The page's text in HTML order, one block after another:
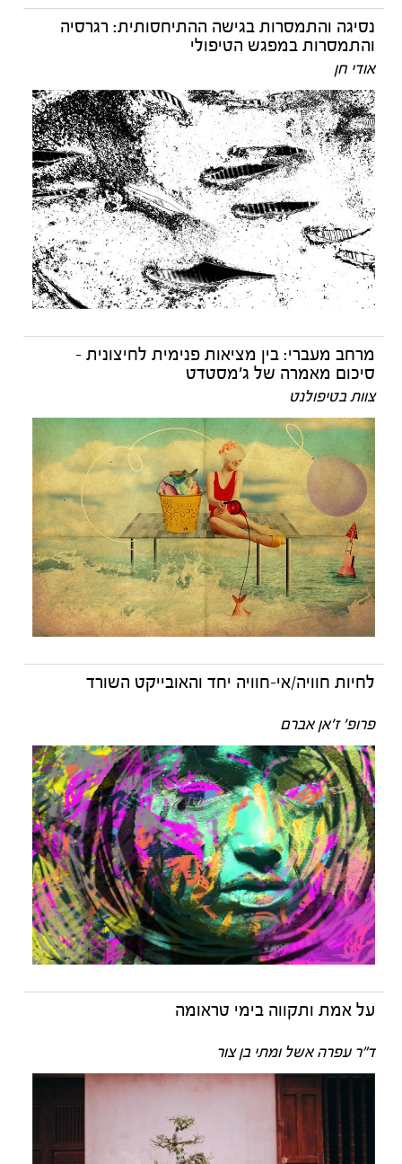
נסיגה והתמסרות בגישה ההתיחסותית: רגרסיה
והתמסרות במפגש הטיפולי
אודי חן
מרחב מעברי: בין מציאות פנימית לחיצונית -
סיכום מאמרה של ג'מסטדט
צוות בטיפולנט
לחיות חוויה/אי-חוויה יחד והאובייקט השורד
פרופ' ז'אן אברם
על אמת ותקווה בימי טראומה
ד"ר עפרה אשל ומתי בן צור